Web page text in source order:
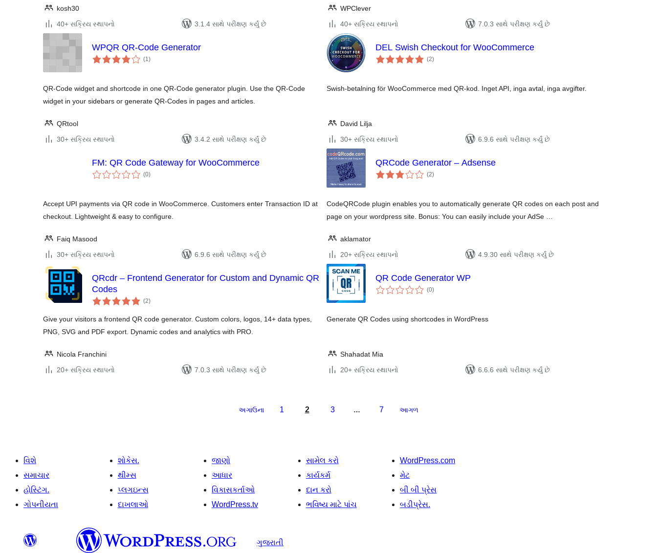
kosh30
40+ સક્રિય સ્થાપનો
3.1.4 સાથે પરીક્ષણ કર્યું છે
WPClever
40+ સક્રિય સ્થાપનો
7.0.3 સાથે પરીક્ષણ કર્યું છે
WPQR QR-Code Generator
(1કુલ
રેટિંગ્સ
)
QR-Code widget and shortcode in one QR-Code generator plugin. Use the QR-Code
widget in your sidebars or generate QR-Codes in pages and articles.
QRtool
30+ સક્રિય સ્થાપનો
3.4.2 સાથે પરીક્ષણ કર્યું છે
DEL Swish Checkout for WooCommerce
(2કુલ
રેટિંગ્સ
)
Swish-betalning för WooCommerce med QR-kod. Inget API, inga avtal, inga avgifter.
David Lilja
30+ સક્રિય સ્થાપનો
6.9.6 સાથે પરીક્ષણ કર્યું છે
FM: QR Code Gateway for WooCommerce
(0કુલ
રેટિંગ્સ
)
Accept UPI payments via QR code in WooCommerce. Customers enter Transaction ID at
checkout. Lightweight & easy to configure.
Faiq Masood
30+ સક્રિય સ્થાપનો
6.9.6 સાથે પરીક્ષણ કર્યું છે
QRCode Generator – Adsense
(2કુલ
રેટિંગ્સ
)
CodeQRCode plugin enables you to automatically generate QR codes on each post and
page on your wordpress site. Bonus: You can easily include your AdSe …
aklamator
20+ સક્રિય સ્થાપનો
4.9.30 સાથે પરીક્ષણ કર્યું છે
QRcdr – Frontend Generator for Custom and Dynamic QR
Codes
(2કુલ
રેટિંગ્સ
)
Give your visitors a frontend QR code generator. Custom colors, logos, 14+ data types,
PNG, SVG and PDF export. Dynamic codes and analytics with PRO.
Nicola Franchini
20+ સક્રિય સ્થાપનો
7.0.3 સાથે પરીક્ષણ કર્યું છે
QR Code Generator WP
(0કુલ
રેટિંગ્સ
)
Generate QR Codes using shortcodes in WordPress
Shahadat Mia
20+ સક્રિય સ્થાપનો
6.6.6 સાથે પરીક્ષણ કર્યું છે
અગાઉના 1 2 3 … 7 આગળ
વિશે
સમાચાર
હોસ્ટિંગ.
ગોપનીયતા
શોકેસ.
થીમ્સ
પ્લગઇન્સ
દાખલાઓ
જાણો
આધાર
વિકાસકર્તાઓ
WordPress.tv
સામેલ કરો
કાર્યકર્મ
દાન કરો
ભવિષ્ય માટે પાંચ
WordPress.com
મેટ
બી બી પ્રેસ
બડીપ્રેસ.
ગુજરાતી